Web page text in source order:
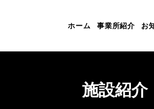
ホーム 事業所紹介 お
施設紹介